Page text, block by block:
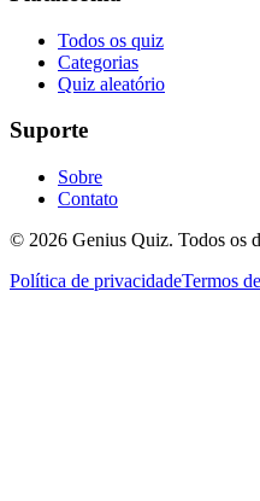
Todos os quiz
Categorias
Quiz aleatório
Suporte
Sobre
Contato
© 2026 Genius Quiz. Todos os
Política de privacidadeTermos